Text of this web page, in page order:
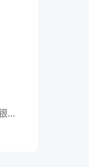
中型超市收银系统哪个品牌好？中型超市收银系统选择